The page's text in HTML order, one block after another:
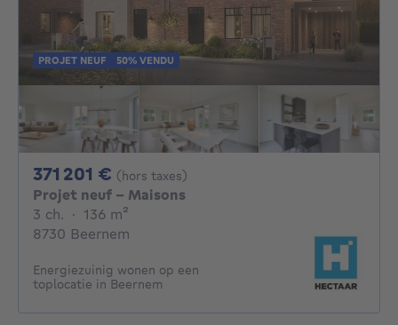
PROJET NEUF 50% VENDU
371 201 € 371201€
(hors taxes)
Projet neuf - Maisons
3 ch. 3 chambres
· 136 m²
8730 Beernem
Energiezuinig wonen op een
toplocatie in Beernem